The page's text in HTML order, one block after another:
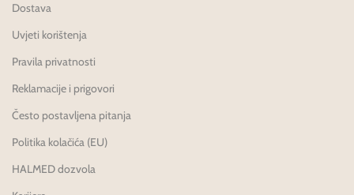
Dostava
Uvjeti korištenja
Pravila privatnosti
Reklamacije i prigovori
Često postavljena pitanja
Politika kolačića (EU)
HALMED dozvola